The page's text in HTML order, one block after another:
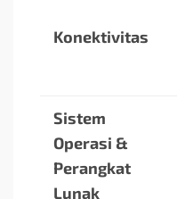
Konektivitas
Sistem
Operasi &
Perangkat
Lunak